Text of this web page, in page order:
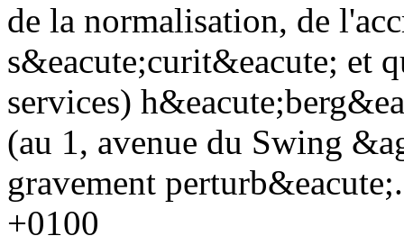
de la normalisation, de
s&eacute;curit&eacute; et
services)
(au 1, avenue du Swing
gravement
+0100